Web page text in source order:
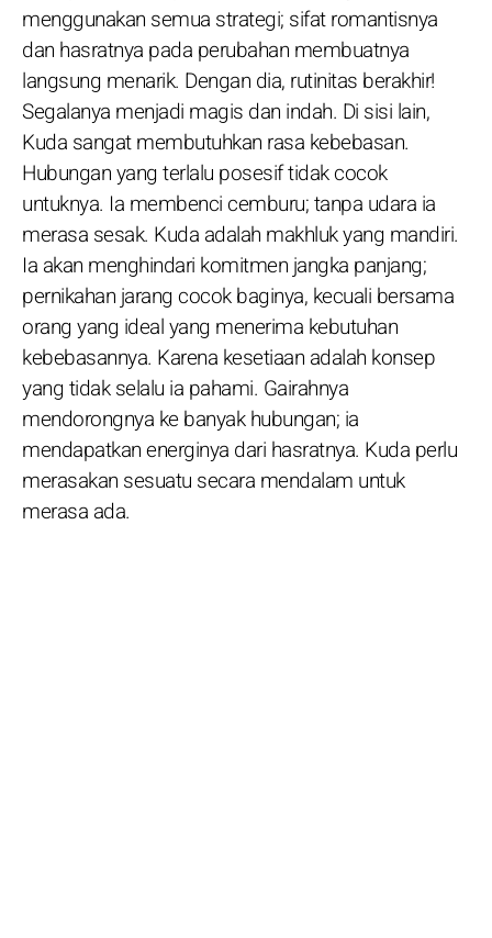
menggunakan semua strategi; sifat romantisnya
dan hasratnya pada perubahan membuatnya
langsung menarik. Dengan dia, rutinitas berakhir!
Segalanya menjadi magis dan indah. Di sisi lain,
Kuda sangat membutuhkan rasa kebebasan.
Hubungan yang terlalu posesif tidak cocok
untuknya. Ia membenci cemburu; tanpa udara ia
merasa sesak. Kuda adalah makhluk yang mandiri.
Ia akan menghindari komitmen jangka panjang;
pernikahan jarang cocok baginya, kecuali bersama
orang yang ideal yang menerima kebutuhan
kebebasannya. Karena kesetiaan adalah konsep
yang tidak selalu ia pahami. Gairahnya
mendorongnya ke banyak hubungan; ia
mendapatkan energinya dari hasratnya. Kuda perlu
merasakan sesuatu secara mendalam untuk
merasa ada.